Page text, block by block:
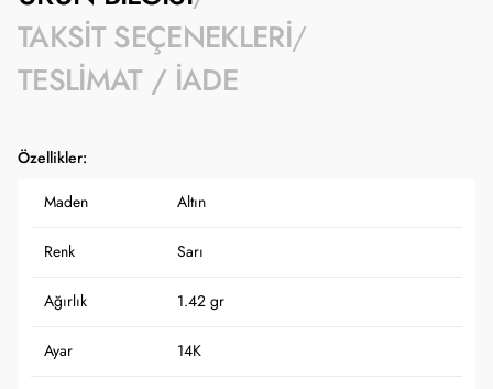
TAKSIT SEÇENEKLERI
TESLIMAT / İADE
Özellikler:
Maden Altın
Renk Sarı
Ağırlık 1.42 gr
Ayar 14K